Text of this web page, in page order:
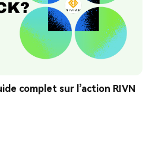
complet sur l’action RIVN